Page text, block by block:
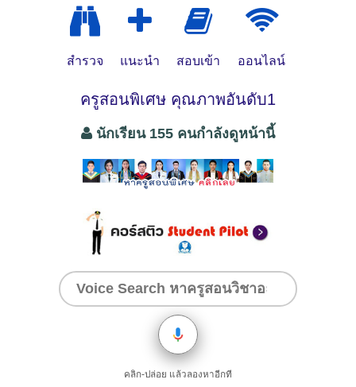
สำรวจ แนะนำ สอบเข้า ออนไลน์
ครูสอนพิเศษ คุณภาพอันดับ1
นักเรียน 155 คนกำลังดูหน้านี้
คลิก-ปล่อย แล้วลองหาอีกที